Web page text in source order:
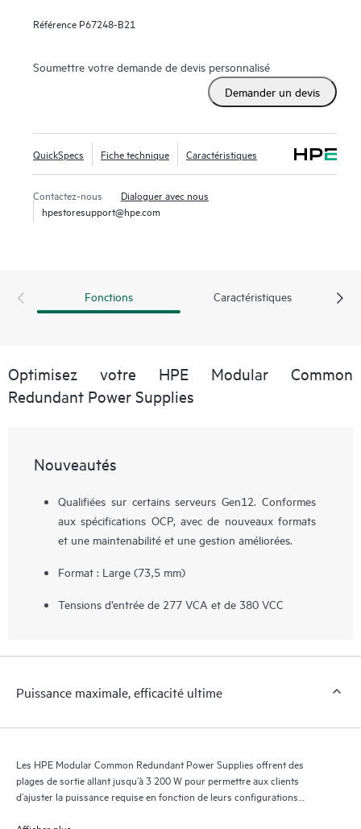
Référence P67248-B21
Soumettre votre demande de devis personnalisé
Demander un devis
QuickSpecs Fiche technique Caractéristiques
Contactez-nous
Dialoguer avec nous
hpestoresupport@hpe.com
Fonctions Caractéristiques
Optimisez votre HPE Modular Common
Redundant Power Supplies
Nouveautés
Qualifiées sur certains serveurs Gen12. Conformes
aux spécifications OCP, avec de nouveaux formats
et une maintenabilité et une gestion améliorées.
Format : Large (73,5 mm)
Tensions d’entrée de 277 VCA et de 380 VCC
Puissance maximale, efficacité ultime
Les HPE Modular Common Redundant Power Supplies offrent des
plages de sortie allant jusqu’à 3 200 W pour permettre aux clients
d’ajuster la puissance requise en fonction de leurs configurations